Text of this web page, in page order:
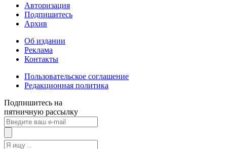
Авторизация
Подпишитесь
Архив
Об издании
Реклама
Контакты
Пользовательское соглашение
Редакционная политика
Подпишитесь на
пятничную рассылку